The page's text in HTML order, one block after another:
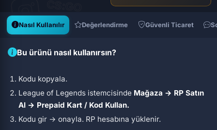
Nasıl Kullanılır Değerlendirme Güvenli Ticaret
Bu ürünü nasıl kullanırsın?
Kodu kopyala.
League of Legends istemcisinde Mağaza → RP Satın
Al → Prepaid Kart / Kod Kullan.
Kodu gir → onayla. RP hesabına yüklenir.